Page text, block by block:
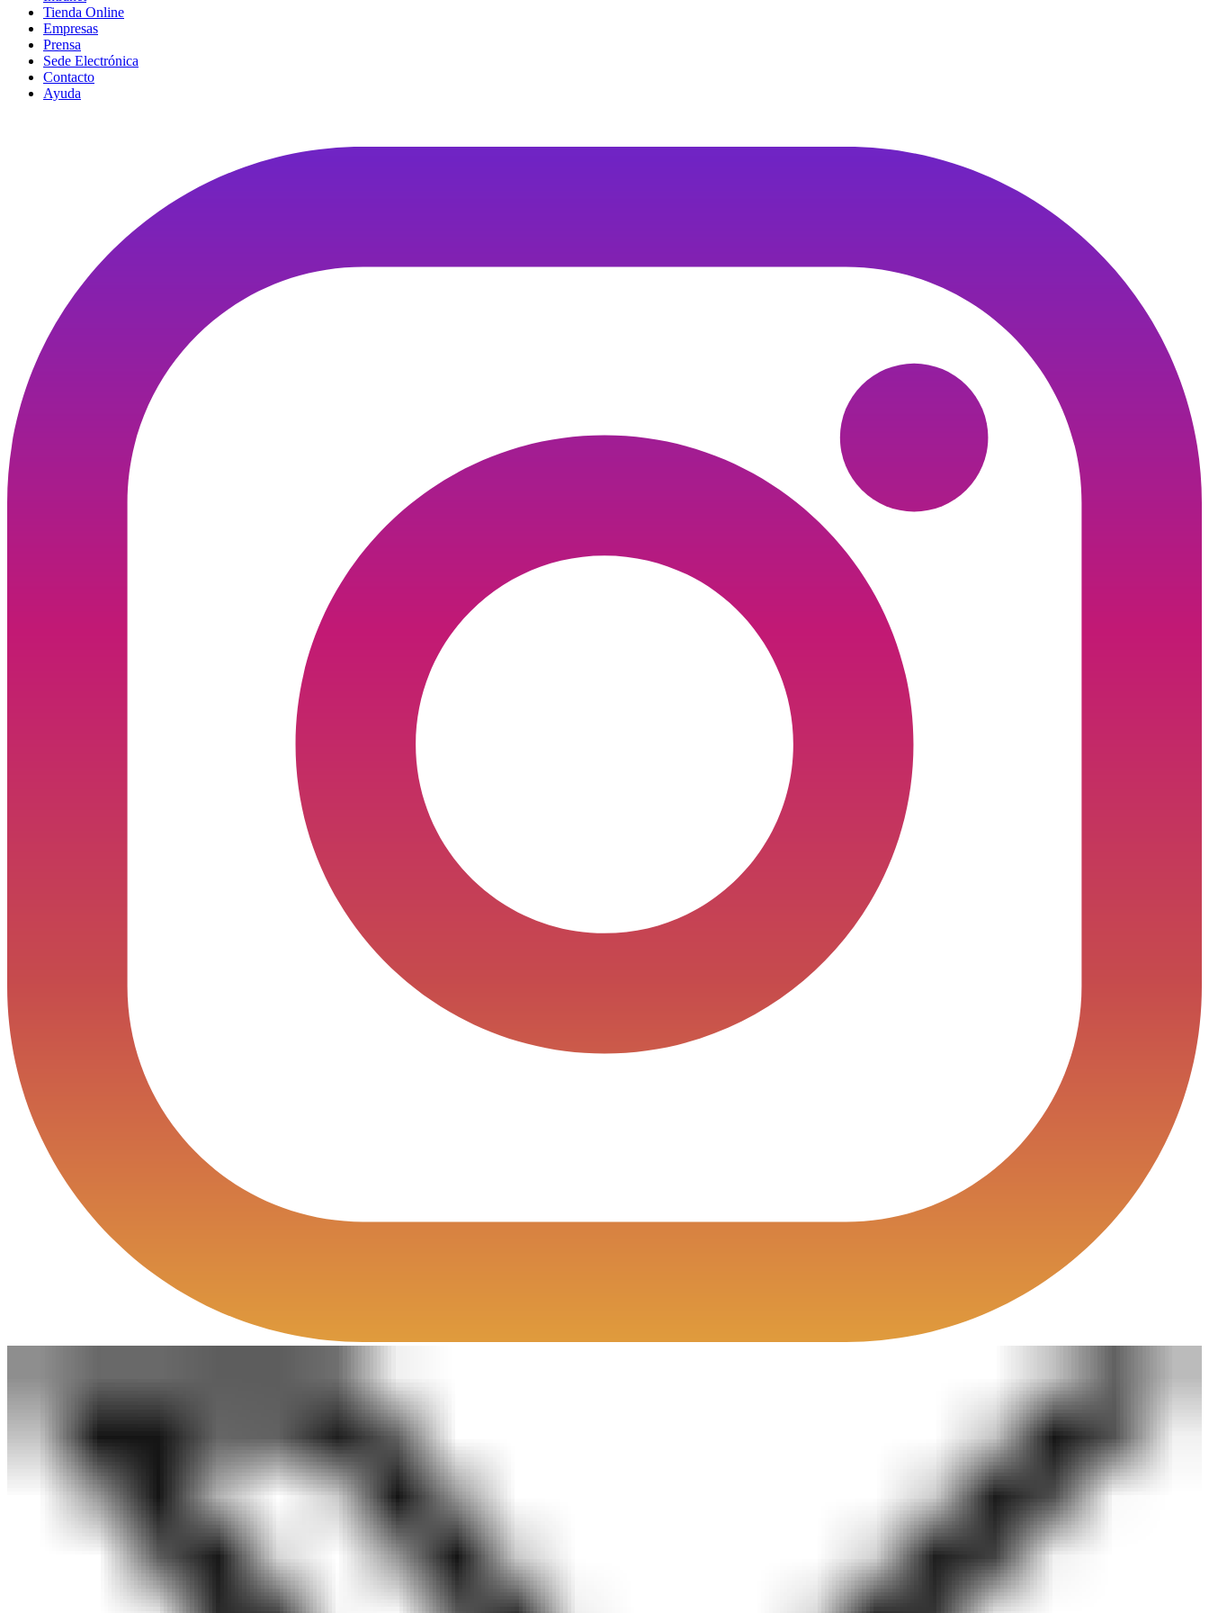
Tienda Online
Empresas
Prensa
Sede Electrónica
Contacto
Ayuda